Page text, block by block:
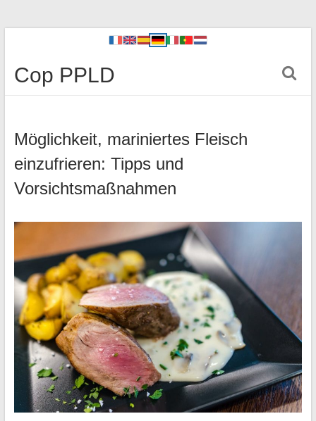
Cop PPLD
Möglichkeit, mariniertes Fleisch
einzufrieren: Tipps und
Vorsichtsmaßnahmen